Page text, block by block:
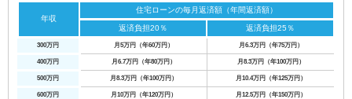
年収
住宅ローンの毎月返済額（年間返済額）
返済負担20％ 返済負担25％
300万円 月5万円（年60万円） 月6.3万円（年75万円）
400万円 月6.7万円（年80万円） 月8.3万円（年100万円）
500万円 月8.3万円（年100万円） 月10.4万円（年125万円）
600万円 月10万円（年120万円） 月12.5万円（年150万円）